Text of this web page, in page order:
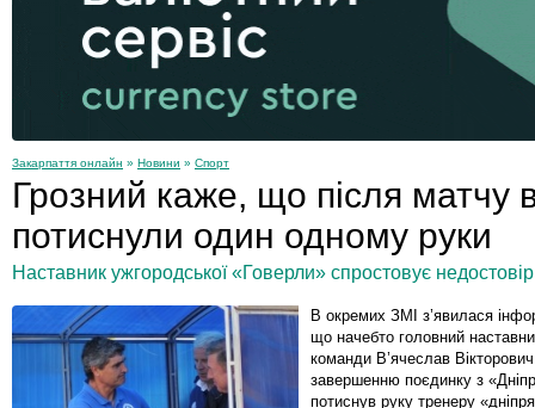
Закарпаття онлайн » Новини » Спорт
Грозний каже, що після матчу
потиснули один одному руки
Наставник ужгородської «Говерли» спростовує
В окремих ЗМІ з’явилася
що начебто головний
команди В’ячеслав
завершенню поєдинку з
потиснув руку тренеру